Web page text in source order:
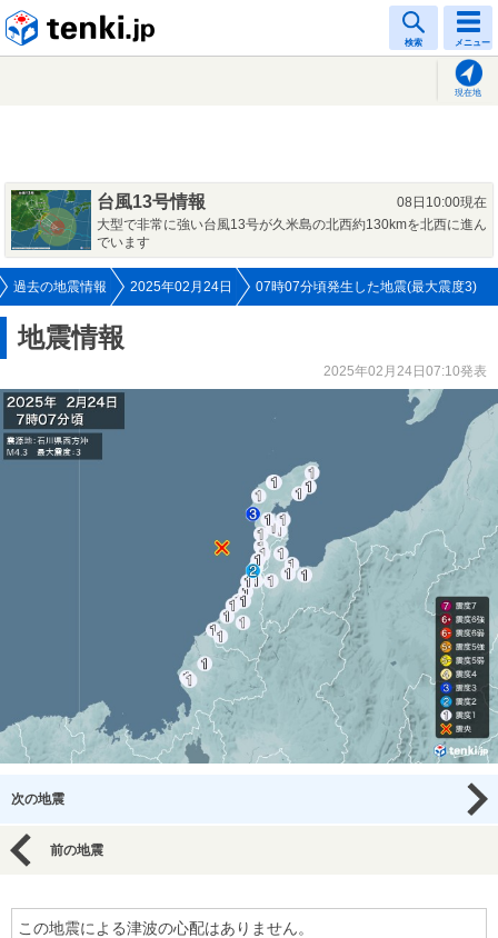
検索 メニュー
現在地
台風13号情報
08日10:00現在
大型で非常に強い台風13号が久米島の北西約130kmを北西に進ん
でいます
過去の地震情報 2025年02月24日 07時07分頃発生した地震(最大震度3)
地震情報
2025年02月24日07:10発表
次の地震
前の地震
この地震による津波の心配はありません。